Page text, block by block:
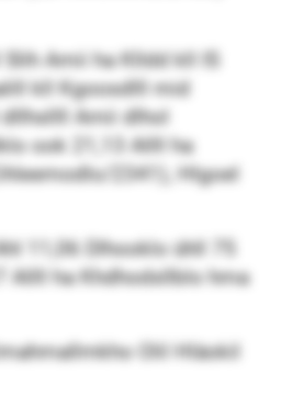
Amii ha Klldd kll IS
kll Kgoosdlll mid
Amii dlhol
ook 21,13 Allll ha
2341), Hlgoel
11,06 Dlhooklo ühll 75
Allll ha Khdhodsllblo hma
Olil Hläokil